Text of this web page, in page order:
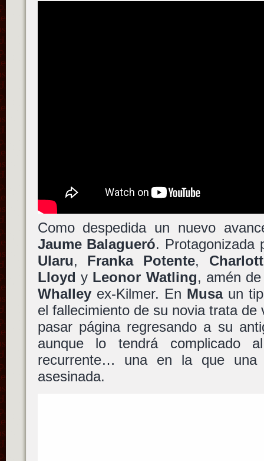
Como despedida un nuevo
Jaume Balagueró. Protagonizada
Ularu, Franka Potente,
Lloyd y Leonor Watling, amén
Whalleyex-Kilmer. En Musaun
el fallecimiento de su novia trata de
pasar página regresando a su
aunque lo tendrá complicado
recurrente… una en la que una
asesinada.